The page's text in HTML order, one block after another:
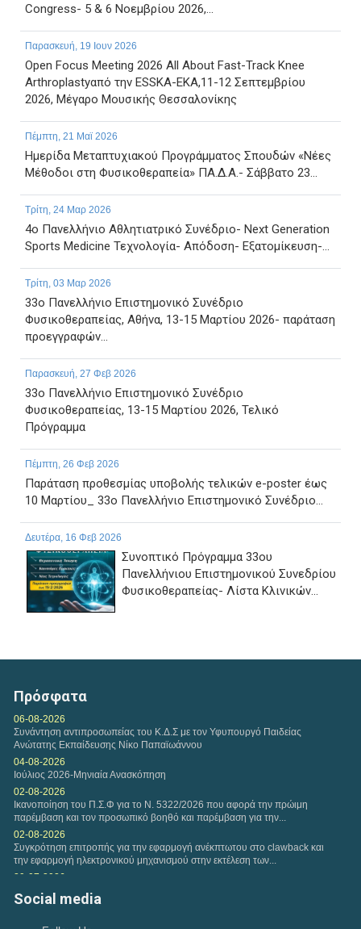
Congress- 5 & 6 Νοεμβρίου 2026,...
Παρασκευή, 19 Ιουν 2026
Open Focus Meeting 2026 All About Fast-Track Knee
Arthroplastyαπό την ESSKA-EKA,11-12 Σεπτεμβρίου
2026, Μέγαρο Μουσικής Θεσσαλονίκης
Πέμπτη, 21 Μαϊ 2026
Ημερίδα Μεταπτυχιακού Προγράμματος Σπουδών «Νέες
Μέθοδοι στη Φυσικοθεραπεία» ΠΑ.Δ.Α.- Σάββατο 23...
Τρίτη, 24 Μαρ 2026
4ο Πανελλήνιο Αθλητιατρικό Συνέδριο- Next Generation
Sports Medicine Τεχνολογία- Απόδοση- Εξατομίκευση-...
Τρίτη, 03 Μαρ 2026
33ο Πανελλήνιο Επιστημονικό Συνέδριο
Φυσικοθεραπείας, Αθήνα, 13-15 Μαρτίου 2026- παράταση
προεγγραφών...
Παρασκευή, 27 Φεβ 2026
33ο Πανελλήνιο Επιστημονικό Συνέδριο
Φυσικοθεραπείας, 13-15 Μαρτίου 2026, Τελικό
Πρόγραμμα
Πέμπτη, 26 Φεβ 2026
Παράταση προθεσμίας υποβολής τελικών e-poster έως
10 Μαρτίου_ 33ο Πανελλήνιο Επιστημονικό Συνέδριο...
Δευτέρα, 16 Φεβ 2026
Συνοπτικό Πρόγραμμα 33ου
Πανελλήνιου Επιστημονικού Συνεδρίου
Φυσικοθεραπείας- Λίστα Κλινικών...
Αναφορικά με τη διαδικασία υποβολών Ευρωπαίων
Τετάρτη, 04 Φεβ 2026
Η εταιρεία της VODAFONE προσφέρει στα μέλη του
Πανελλήνιου Συλλόγου Φυσικοθεραπευτών Σ.Φ. ειδική...
Δευτέρα, 02 Φεβ 2026
Πρόταση συνεργασίας Π.Σ.Φ. και ΚΕΚ ΓΣΕΒΕΕ-ΚΔΒΜ στο
πλαίσιο παροχής προγραμμάτων επιμόρφωσης για...
Παρασκευή, 30 Ιαν 2026
Ευρωπαϊκό Συνέδριο HEPA 2026 έχει ξεκινήσει. HEPA...
Πρόσφατα
06-08-2026
Συνάντηση αντιπροσωπείας του Κ.Δ.Σ με τον Υφυπουργό Παιδείας
Ανώτατης Εκπαίδευσης Νίκο Παπαϊωάννου
04-08-2026
Ιούλιος 2026-Μηνιαία Ανασκόπηση
02-08-2026
Ικανοποίηση του Π.Σ.Φ για το Ν. 5322/2026 που αφορά την πρώιμη
παρέμβαση και τον προσωπικό βοηθό και παρέμβαση για την...
02-08-2026
Συγκρότηση επιτροπής για την εφαρμογή ανέκπτωτου στο clawback και
την εφαρμογή ηλεκτρονικού μηχανισμού στην εκτέλεση των...
29-07-2026
«Καθημερινή» για δημοσίευμα σχετικά με τους...
Social media